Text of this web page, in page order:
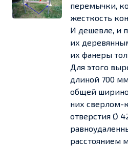
перемычки,
жесткость
И дешевле, и
их
их фанеры
Для этого
длиной 700
общей
них сверлом-
отверстия Ø
расстоянием